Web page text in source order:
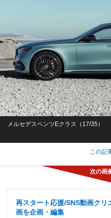
メルセデスベンツEクラス（17/35）
この記
再スタート応援/SNS動画ク
画を企画・編集